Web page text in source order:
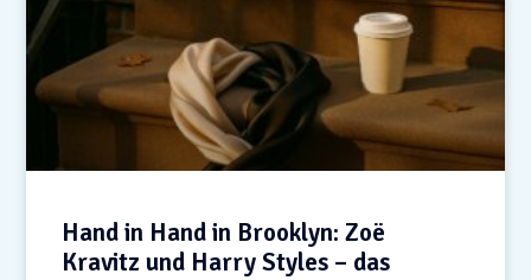
Hand in Hand in Brooklyn: Zoë
Kravitz und Harry Styles – das